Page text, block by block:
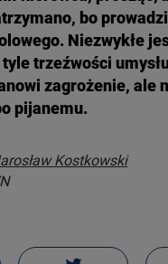
bo
Niezwykłe
trzeźwości
zagrożenie, ale
pijanemu.
Kostkowski